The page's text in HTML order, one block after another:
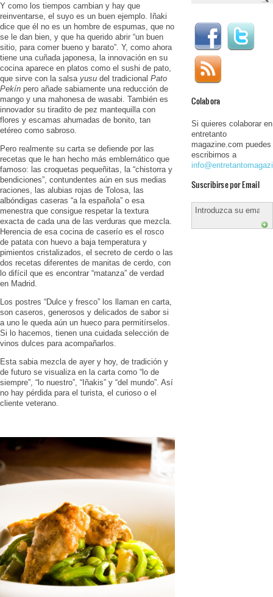
Y como los tiempos cambian y hay que
reinventarse, el suyo es un buen ejemplo. Iñaki
dice que él no es un hombre de espumas, que no
se le dan bien, y que ha querido abrir “un buen
sitio, para comer bueno y barato”. Y, como ahora
tiene una cuñada japonesa, la innovación en su
cocina aparece en platos como el sushi de pato,
que sirve con la salsa yusu del tradicional Pato
Pekín pero añade sabiamente una reducción de
mango y una mahonesa de wasabi. También es
innovador su tiradito de pez mantequilla con
flores y escamas ahumadas de bonito, tan
etéreo como sabroso.
Pero realmente su carta se defiende por las
recetas que le han hecho más emblemático que
famoso: las croquetas pequeñitas, la “chistorra y
bendiciones”, contundentes aún en sus medias
raciones, las alubias rojas de Tolosa, las
albóndigas caseras “a la española” o esa
menestra que consigue respetar la textura
exacta de cada una de las verduras que mezcla.
Herencia de esa cocina de caserío es el rosco
de patata con huevo a baja temperatura y
pimientos cristalizados, el secreto de cerdo o las
dos recetas diferentes de manitas de cerdo, con
lo difícil que es encontrar “matanza” de verdad
en Madrid.
Los postres “Dulce y fresco” los llaman en carta,
son caseros, generosos y delicados de sabor si
a uno le queda aún un hueco para permitírselos.
Si lo hacemos, tienen una cuidada selección de
vinos dulces para acompañarlos.
Esta sabia mezcla de ayer y hoy, de tradición y
de futuro se visualiza en la carta como “lo de
siempre”, “lo nuestro”, “Iñakis” y “del mundo”. Así
no hay pérdida para el turista, el curioso o el
cliente veterano.
Colabora
Si quieres colaborar en
entretanto
magazine.com puedes
escribirnos a
Suscribirse por Email